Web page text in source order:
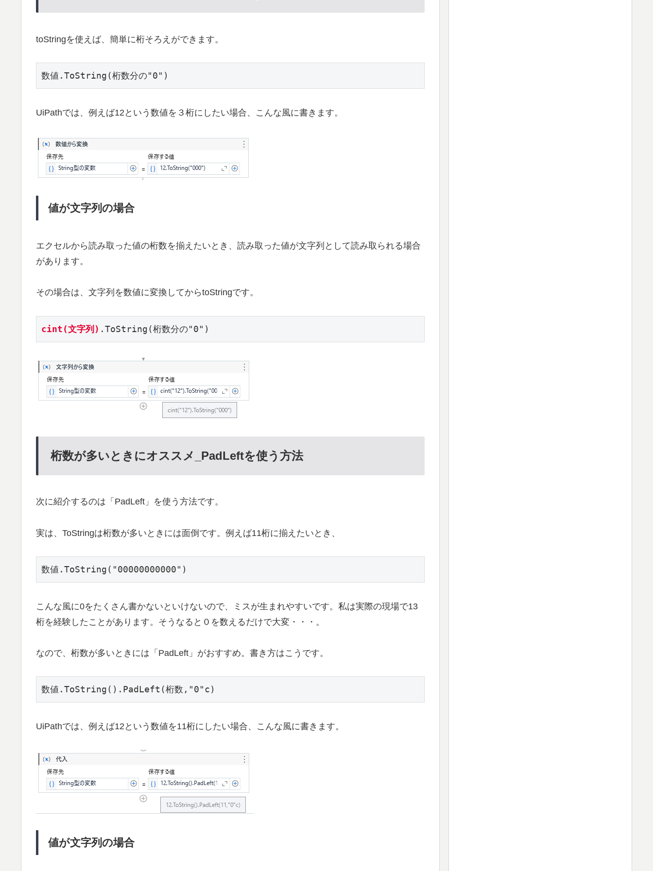
toStringを使えば、簡単に桁そろえができます。
数値.ToString(桁数分の"0")
UiPathでは、例えば12という数値を３桁にしたい場合、こんな風に書きます。
値が文字列の場合
エクセルから読み取った値の桁数を揃えたいとき、読み取った値が文字列として読み取られる場合
があります。
その場合は、文字列を数値に変換してからtoStringです。
cint(文字列) .ToString(桁数分の"0")
桁数が多いときにオススメ_PadLeftを使う方法
次に紹介するのは「PadLeft」を使う方法です。
実は、ToStringは桁数が多いときには面倒です。例えば11桁に揃えたいとき、
数値.ToString("00000000000")
こんな風に0をたくさん書かないといけないので、ミスが生まれやすいです。私は実際の現場で13
桁を経験したことがあります。そうなると０を数えるだけで大変・・・。
なので、桁数が多いときには「PadLeft」がおすすめ。書き方はこうです。
数値.ToString().PadLeft(桁数,"0"c)
UiPathでは、例えば12という数値を11桁にしたい場合、こんな風に書きます。
値が文字列の場合